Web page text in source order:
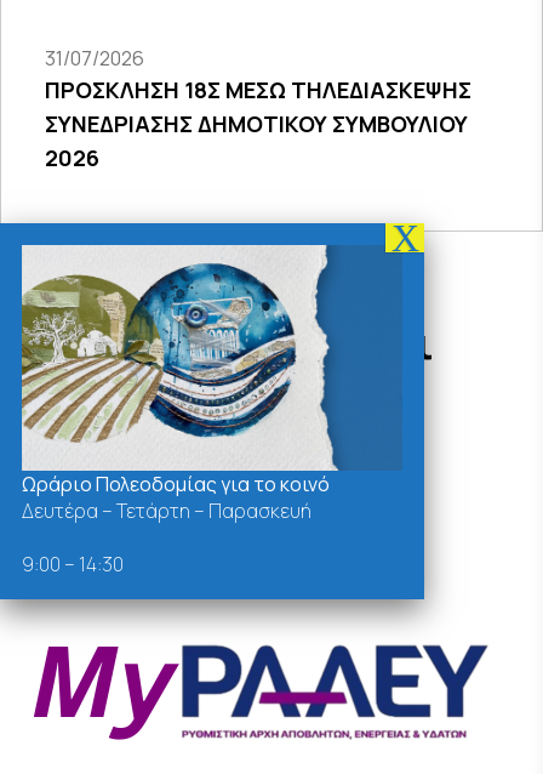
31/07/2026
ΠΡΟΣΚΛΗΣΗ 18Σ ΜΕΣΩ ΤΗΛΕΔΙΑΣΚΕΨΗΣ
ΣΥΝΕΔΡΙΑΣΗΣ ΔΗΜΟΤΙΚΟΥ ΣΥΜΒΟΥΛΙΟΥ
2026
Δράσεις - Χρήσιμοι
Σύνδεσμοι
Ωράριο Πολεοδομίας για το κοινό
Δευτέρα – Τετάρτη – Παρασκευή
9:00 – 14:30